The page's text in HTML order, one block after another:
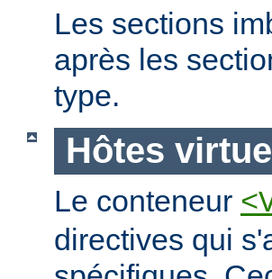
Les sections
après les
type.
Hôtes
Le conteneur
directives qui